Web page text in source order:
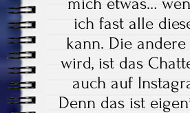
ich fast alle
kann. Die
wird, ist das
auch auf
Denn das ist